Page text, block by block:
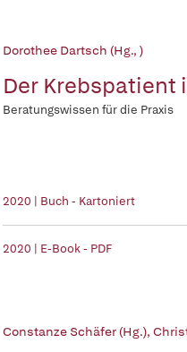
Dorothee Dartsch (Hg., )
Der Krebspatient
Beratungswissen für die Praxis
2020 | Buch - Kartoniert
2020 | E-Book - PDF
Constanze Schäfer (Hg.),